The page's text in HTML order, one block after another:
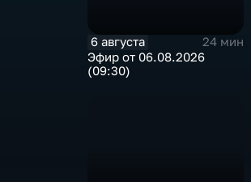
6 августа
24 мин
Эфир от 06.08.2026
(09:30)